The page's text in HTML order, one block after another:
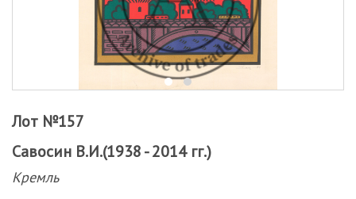
Лот №157
Савосин В.И.(1938 - 2014 гг.)
Кремль